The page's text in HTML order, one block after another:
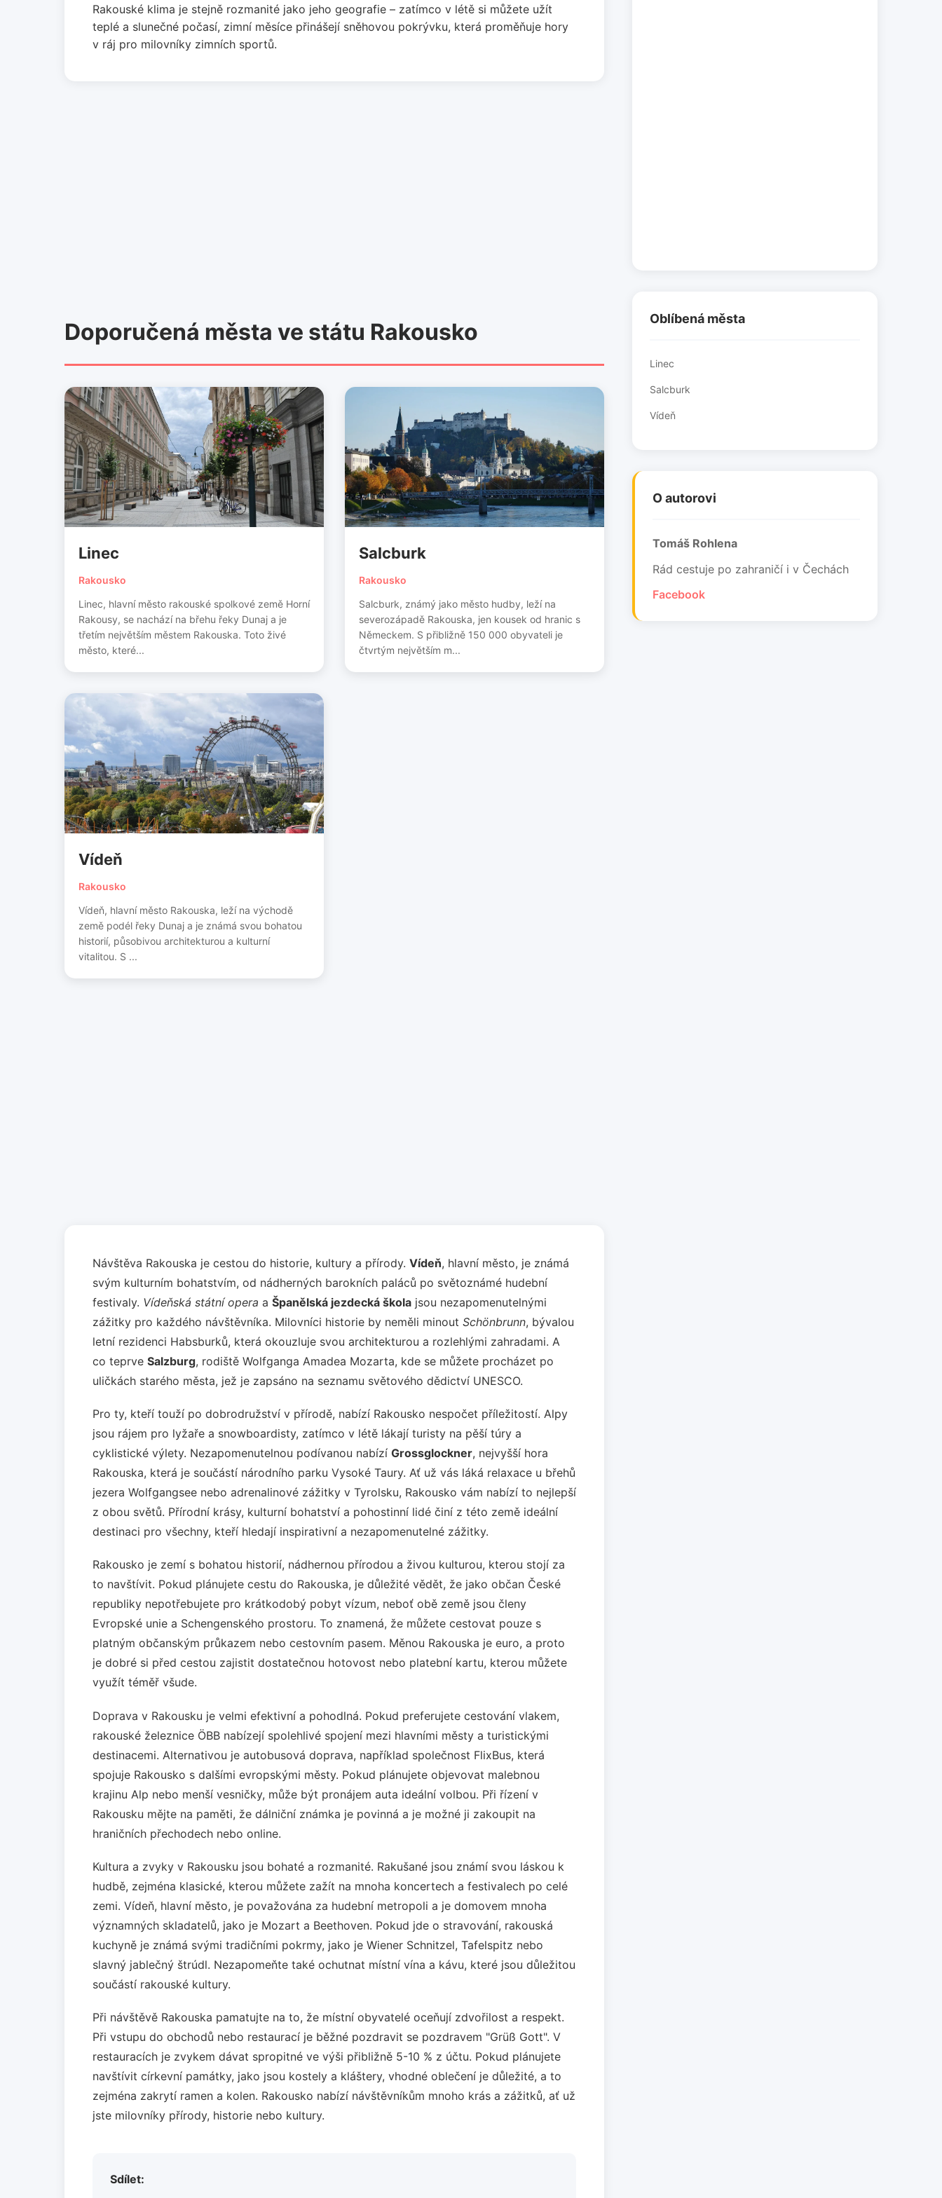
Rakouské klima je stejně rozmanité jako jeho geografie – zatímco v létě si můžete užít
teplé a slunečné počasí, zimní měsíce přinášejí sněhovou pokrývku, která proměňuje hory
v ráj pro milovníky zimních sportů.
Doporučená města ve státu Rakousko
Linec
Rakousko
Linec, hlavní město rakouské spolkové země Horní
Rakousy, se nachází na břehu řeky Dunaj a je
třetím největším městem Rakouska. Toto živé
město, které...
Salcburk
Rakousko
Salcburk, známý jako město hudby, leží na
severozápadě Rakouska, jen kousek od hranic s
Německem. S přibližně 150 000 obyvateli je
čtvrtým největším m...
Vídeň
Rakousko
Vídeň, hlavní město Rakouska, leží na východě
země podél řeky Dunaj a je známá svou bohatou
historií, působivou architekturou a kulturní
vitalitou. S ...
Návštěva Rakouska je cestou do historie, kultury a přírody. Vídeň, hlavní město, je známá
svým kulturním bohatstvím, od nádherných barokních paláců po světoznámé hudební
festivaly. Vídeňská státní opera a Španělská jezdecká škola jsou nezapomenutelnými
zážitky pro každého návštěvníka. Milovníci historie by neměli minout Schönbrunn, bývalou
letní rezidenci Habsburků, která okouzluje svou architekturou a rozlehlými zahradami. A
co teprve Salzburg, rodiště Wolfganga Amadea Mozarta, kde se můžete procházet po
uličkách starého města, jež je zapsáno na seznamu světového dědictví UNESCO.
Pro ty, kteří touží po dobrodružství v přírodě, nabízí Rakousko nespočet příležitostí. Alpy
jsou rájem pro lyžaře a snowboardisty, zatímco v létě lákají turisty na pěší túry a
cyklistické výlety. Nezapomenutelnou podívanou nabízí Grossglockner, nejvyšší hora
Rakouska, která je součástí národního parku Vysoké Taury. Ať už vás láká relaxace u břehů
jezera Wolfgangsee nebo adrenalinové zážitky v Tyrolsku, Rakousko vám nabízí to nejlepší
z obou světů. Přírodní krásy, kulturní bohatství a pohostinní lidé činí z této země ideální
destinaci pro všechny, kteří hledají inspirativní a nezapomenutelné zážitky.
Rakousko je zemí s bohatou historií, nádhernou přírodou a živou kulturou, kterou stojí za
to navštívit. Pokud plánujete cestu do Rakouska, je důležité vědět, že jako občan České
republiky nepotřebujete pro krátkodobý pobyt vízum, neboť obě země jsou členy
Evropské unie a Schengenského prostoru. To znamená, že můžete cestovat pouze s
platným občanským průkazem nebo cestovním pasem. Měnou Rakouska je euro, a proto
je dobré si před cestou zajistit dostatečnou hotovost nebo platební kartu, kterou můžete
využít téměř všude.
Doprava v Rakousku je velmi efektivní a pohodlná. Pokud preferujete cestování vlakem,
rakouské železnice ÖBB nabízejí spolehlivé spojení mezi hlavními městy a turistickými
destinacemi. Alternativou je autobusová doprava, například společnost FlixBus, která
spojuje Rakousko s dalšími evropskými městy. Pokud plánujete objevovat malebnou
krajinu Alp nebo menší vesničky, může být pronájem auta ideální volbou. Při řízení v
Rakousku mějte na paměti, že dálniční známka je povinná a je možné ji zakoupit na
hraničních přechodech nebo online.
Kultura a zvyky v Rakousku jsou bohaté a rozmanité. Rakušané jsou známí svou láskou k
hudbě, zejména klasické, kterou můžete zažít na mnoha koncertech a festivalech po celé
zemi. Vídeň, hlavní město, je považována za hudební metropoli a je domovem mnoha
významných skladatelů, jako je Mozart a Beethoven. Pokud jde o stravování, rakouská
kuchyně je známá svými tradičními pokrmy, jako je Wiener Schnitzel, Tafelspitz nebo
slavný jablečný štrúdl. Nezapomeňte také ochutnat místní vína a kávu, které jsou důležitou
součástí rakouské kultury.
Při návštěvě Rakouska pamatujte na to, že místní obyvatelé oceňují zdvořilost a respekt.
Při vstupu do obchodů nebo restaurací je běžné pozdravit se pozdravem "Grüß Gott". V
restauracích je zvykem dávat spropitné ve výši přibližně 5-10 % z účtu. Pokud plánujete
navštívit církevní památky, jako jsou kostely a kláštery, vhodné oblečení je důležité, a to
zejména zakrytí ramen a kolen. Rakousko nabízí návštěvníkům mnoho krás a zážitků, ať už
jste milovníky přírody, historie nebo kultury.
Sdílet:
Oblíbená města
Linec
Salcburk
Vídeň
O autorovi
Tomáš Rohlena
Rád cestuje po zahraničí i v Čechách
Facebook